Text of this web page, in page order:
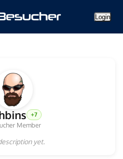
Login
+7
Member
yet.